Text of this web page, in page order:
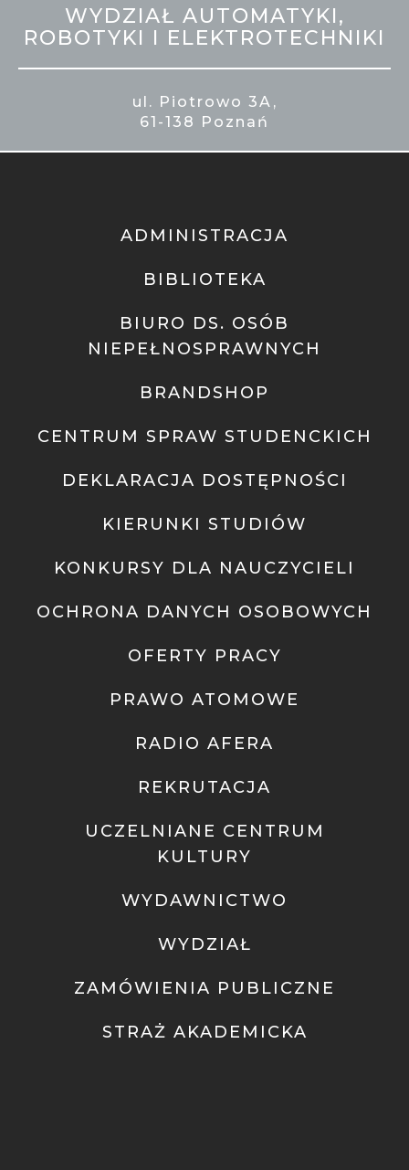
STOPKA
ADMINISTRACJA
BIBLIOTEKA
BIURO DS. OSÓB
NIEPEŁNOSPRAWNYCH
BRANDSHOP
CENTRUM SPRAW STUDENCKICH
DEKLARACJA DOSTĘPNOŚCI
KIERUNKI STUDIÓW
KONKURSY DLA NAUCZYCIELI
OCHRONA DANYCH OSOBOWYCH
OFERTY PRACY
PRAWO ATOMOWE
RADIO AFERA
REKRUTACJA
UCZELNIANE CENTRUM
KULTURY
WYDAWNICTWO
WYDZIAŁ
ZAMÓWIENIA PUBLICZNE
STRAŻ AKADEMICKA
WYDZIAŁ AUTOMATYKI,
ROBOTYKI I ELEKTROTECHNIKI
ul. Piotrowo 3A,
61-138 Poznań